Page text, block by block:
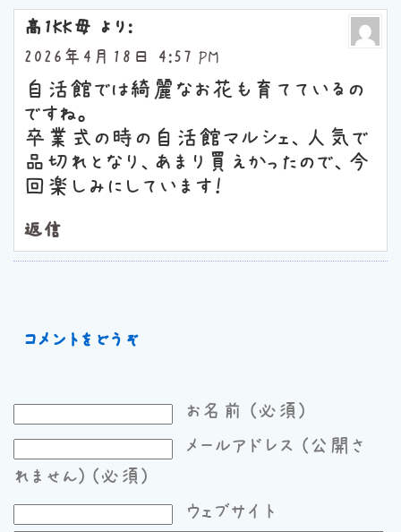
高1KK母 より:
2026年4月18日 4:57 PM
自活館では綺麗なお花も育てているの
ですね。
卒業式の時の自活館マルシェ、人気で
品切れとなり、あまり買えかったので、今
回楽しみにしています！
返信
コメントをどうぞ
お名前 (必須)
メールアドレス (公開さ
れません) (必須)
ウェブサイト